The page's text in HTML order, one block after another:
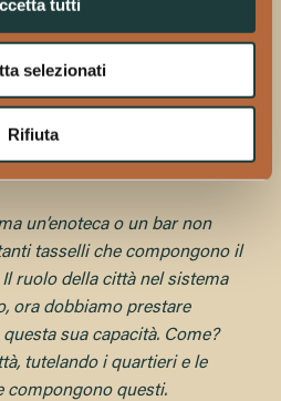
tutti
selezionati
Rifiuta
unacittà
tuttavia in Italia
strategica che hanno
per l’Inghilterra. Se nel
a svolgere questo suo
un’enoteca o un bar non
tasselli che compongono il
ruolo della città nel sistema
ora dobbiamo prestare
sua capacità. Come?
tutelando i quartieri e le
compongono questi.